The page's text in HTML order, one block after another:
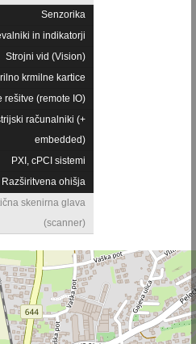
Senzorika
in indikatorji
Strojni vid (Vision)
krmilne kartice
rešitve (remote IO)
računalniki (+
embedded)
PXI, cPCI sistemi
Razširitvena ohišja
skenirna glava
(scanner)